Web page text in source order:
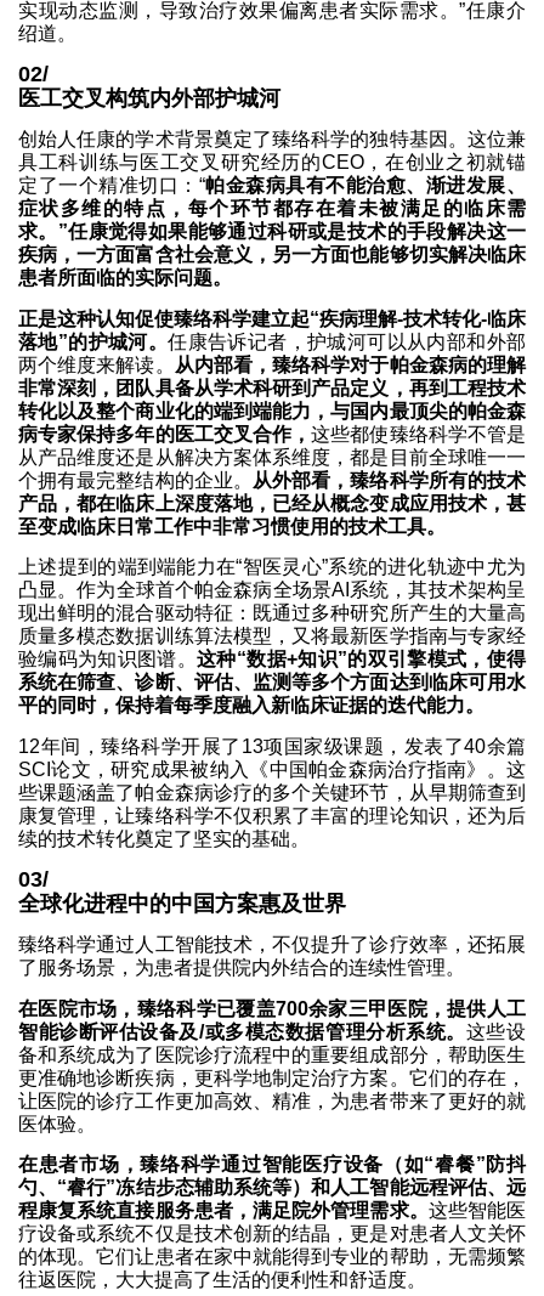
实现动态监测，导致治疗效果偏离患者实际需求。”任康介
绍道。
02/
医工交叉构筑内外部护城河
创始人任康的学术背景奠定了臻络科学的独特基因。这位兼
具工科训练与医工交叉研究经历的CEO，在创业之初就锚
定了一个精准切口：“帕金森病具有不能治愈、渐进发展、
症状多维的特点，每个环节都存在着未被满足的临床需
求。”任康觉得如果能够通过科研或是技术的手段解决这一
疾病，一方面富含社会意义，另一方面也能够切实解决临床
患者所面临的实际问题。
正是这种认知促使臻络科学建立起“疾病理解-技术转化-临床
落地”的护城河。任康告诉记者，护城河可以从内部和外部
两个维度来解读。
从内部看，臻络科学对于帕金森病的理解
非常深刻，团队具备从学术科研到产品定义，再到工程技术
转化以及整个商业化的端到端能力，与国内最顶尖的帕金森
病专家保持多年的医工交叉合作，这些都使臻络科学不管是
从产品维度还是从解决方案体系维度，都是目前全球唯一一
个拥有最完整结构的企业。
从外部看，臻络科学所有的技术
产品，都在临床上深度落地，已经从概念变成应用技术，甚
至变成临床日常工作中非常习惯使用的技术工具。
上述提到的端到端能力在“智医灵心”系统的进化轨迹中尤为
凸显。作为全球首个帕金森病全场景AI系统，其技术架构呈
现出鲜明的混合驱动特征：既通过多种研究所产生的大量高
质量多模态数据训练算法模型，又将最新医学指南与专家经
验编码为知识图谱。这种“数据+知识”的双引擎模式，使得
系统在筛查、诊断、评估、监测等多个方面达到临床可用水
平的同时，保持着每季度融入新临床证据的迭代能力。
12年间，臻络科学开展了13项国家级课题，发表了40余篇
SCI论文，研究成果被纳入《中国帕金森病治疗指南》。这
些课题涵盖了帕金森病诊疗的多个关键环节，从早期筛查到
康复管理，让臻络科学不仅积累了丰富的理论知识，还为后
续的技术转化奠定了坚实的基础。
03/
全球化进程中的中国方案惠及世界
臻络科学通过人工智能技术，不仅提升了诊疗效率，还拓展
了服务场景，为患者提供院内外结合的连续性管理。
在医院市场，臻络科学已覆盖700余家三甲医院，提供人工
智能诊断评估设备及/或多模态数据管理分析系统。 这些设
备和系统成为了医院诊疗流程中的重要组成部分，帮助医生
更准确地诊断疾病，更科学地制定治疗方案。它们的存在，
让医院的诊疗工作更加高效、精准，为患者带来了更好的就
医体验。
在患者市场，臻络科学通过智能医疗设备（如“睿餐”防抖
勺、“睿行”冻结步态辅助系统等）和人工智能远程评估、远
程康复系统直接服务患者，满足院外管理需求。 这些智能医
疗设备或系统不仅是技术创新的结晶，更是对患者人文关怀
的体现。它们让患者在家中就能得到专业的帮助，无需频繁
往返医院，大大提高了生活的便利性和舒适度。